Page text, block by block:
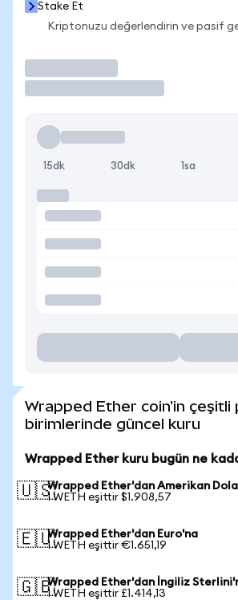
Stake Et
Kriptonuzu değerlendirin ve pasif
15dk 30dk 1sa
Wrapped Ether coin'in çeşitli
birimlerinde güncel kuru
Wrapped Ether kuru bugün ne
🇺🇸Wrapped Ether'dan Amerikan
1 WETH eşittir $1.908,57
🇪🇺Wrapped Ether'dan Euro'na
1 WETH eşittir €1.651,19
🇬🇧Wrapped Ether'dan İngiliz
1 WETH eşittir £1.414,13